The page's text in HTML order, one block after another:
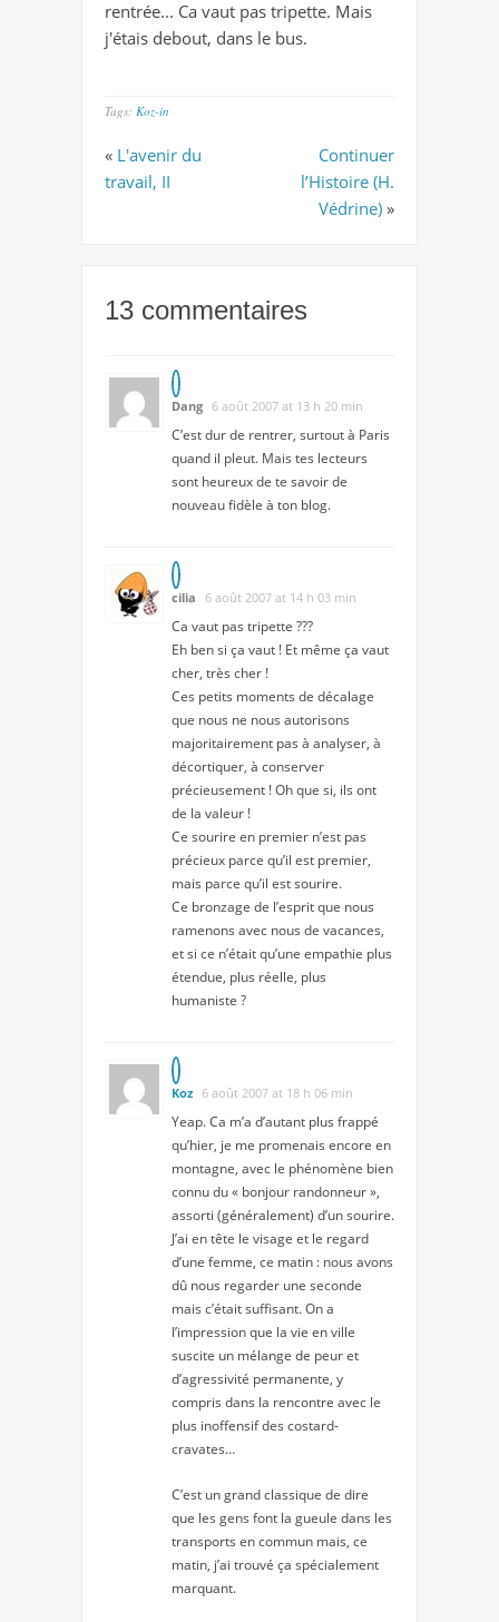
rentrée... Ca vaut pas tripette. Mais
j'étais debout, dans le bus.
Tags: Koz-in
« L'avenir du
travail, II
Continuer
l’Histoire (H.
Védrine) »
13 commentaires
Dang 6 août 2007 at 13 h 20 min
C’est dur de rentrer, surtout à Paris
quand il pleut. Mais tes lecteurs
sont heureux de te savoir de
nouveau fidèle à ton blog.
cilia 6 août 2007 at 14 h 03 min
Ca vaut pas tripette ???
Eh ben si ça vaut ! Et même ça vaut
cher, très cher !
Ces petits moments de décalage
que nous ne nous autorisons
majoritairement pas à analyser, à
décortiquer, à conserver
précieusement ! Oh que si, ils ont
de la valeur !
Ce sourire en premier n’est pas
précieux parce qu’il est premier,
mais parce qu’il est sourire.
Ce bronzage de l’esprit que nous
ramenons avec nous de vacances,
et si ce n’était qu’une empathie plus
étendue, plus réelle, plus
humaniste ?
Koz 6 août 2007 at 18 h 06 min
Yeap. Ca m’a d’autant plus frappé
qu’hier, je me promenais encore en
montagne, avec le phénomène bien
connu du « bonjour randonneur »,
assorti (généralement) d’un sourire.
J’ai en tête le visage et le regard
d’une femme, ce matin : nous avons
dû nous regarder une seconde
mais c’était suffisant. On a
l’impression que la vie en ville
suscite un mélange de peur et
d’agressivité permanente, y
compris dans la rencontre avec le
plus inoffensif des costard-
cravates…
C’est un grand classique de dire
que les gens font la gueule dans les
transports en commun mais, ce
matin, j’ai trouvé ça spécialement
marquant.